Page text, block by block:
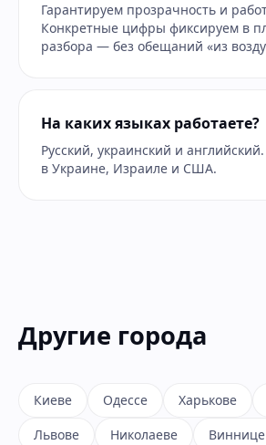
Гарантируем прозрачность и
Конкретные цифры фиксируем в
разбора — без обещаний «из
На каких языках работаете?
Русский, украинский и
в Украине, Израиле и США.
Другие города
Киеве Одессе Харькове
Львове
Николаеве Виннице